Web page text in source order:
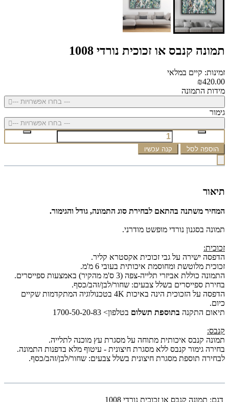
תמונה קנבס או זכוכית נורדי 1008
זמינות: קיים במלאי
₪420.00
מידות התמונה
--- בחרו אפשרויות ---
גימור
--- בחרו אפשרויות ---
הוספה לסל קנה עכשיו
תיאור
המחיר משתנה בהתאם לבחירת סוג התמונה, גודל והגימור.
תמונה בסגנון נורדי מופשט מודרני.
זכוכית:
הדפסה ישירה על גבי זכוכית אקסטרא קליר.
זכוכית מלוטשת ומחוסמת איכותית בעובי 6 מ'מ.
התמונה כוללת אביזרי תלייה-צפה (3 ס'מ מהקיר) באמצעות ספייסרים.
בחירת ספייסרים בשלל צבעים: שחור/לבן/זהב/כסף.
הדפסה על הזכוכית הינה באיכות 4K בטכנולוגיה המתקדמות שקיים
כיום.
תיאום התקנה בתוספת תשלום בטלפון> 1700-50-20-83
קנבס:
תמונה קנבס איכותית מתוחה על מסגרת עץ מוכנה לתלייה.
בחירה גימור קנבס ללא מסגרת חיצונית - עיטוף מלא בדפנות התמונה.
לבחירה תוספת מסגרת חיצונית בשלל צבעים: שחור/לבן/זהב/כסף.
דגם: תמונה קנבס או זכוכית נורדי 1008